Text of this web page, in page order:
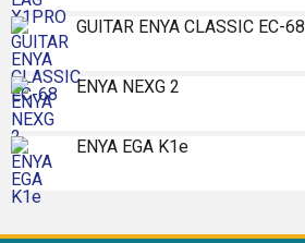
GUITAR ENYA CLASSIC EC-68
ENYA NEXG 2
ENYA EGA K1e